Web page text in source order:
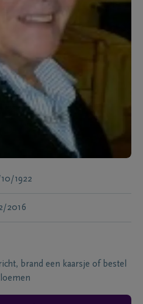
1922
2016
brand een kaarsje of bestel